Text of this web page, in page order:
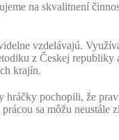
na skvalitnení
vzdelávajú.
z Českej republiky
krajín.
hráčky pochopili, že
sa môžu neustále